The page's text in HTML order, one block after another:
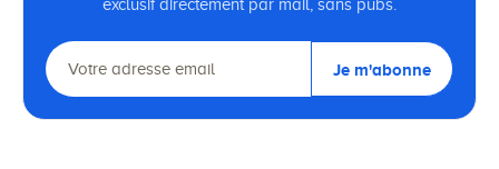
exclusif directement par mail, sans pubs.
Je m'abonne